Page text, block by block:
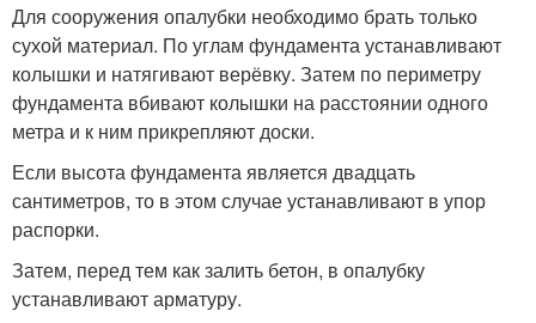
Для сооружения опалубки необходимо брать только
сухой материал. По углам фундамента устанавливают
колышки и натягивают верёвку. Затем по периметру
фундамента вбивают колышки на расстоянии одного
метра и к ним прикрепляют доски.
Если высота фундамента является двадцать
сантиметров, то в этом случае устанавливают в упор
распорки.
Затем, перед тем как залить бетон, в опалубку
устанавливают арматуру.